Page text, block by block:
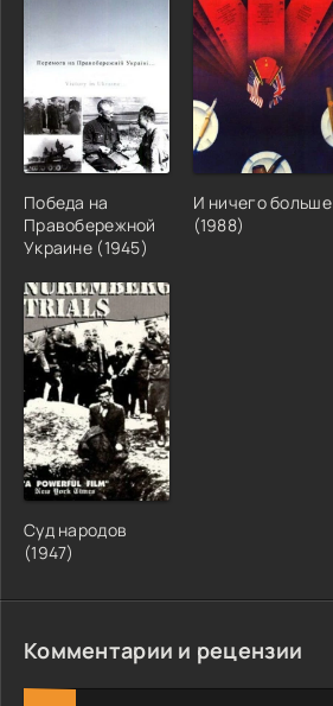
Победа на
Правобережной
Украине (1945)
И ничего больше
(1988)
Суд народов
(1947)
Комментарии и рецензии